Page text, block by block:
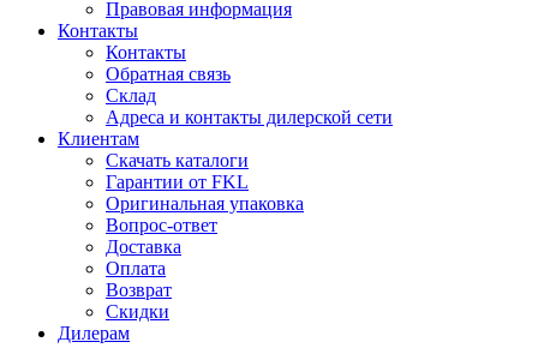
Правовая информация
Контакты
Контакты
Обратная связь
Склад
Адреса и контакты дилерской сети
Клиентам
Скачать каталоги
Гарантии от FKL
Оригинальная упаковка
Вопрос-ответ
Доставка
Оплата
Возврат
Скидки
Дилерам